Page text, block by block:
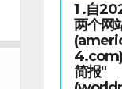
1 .自
两个网
简报"